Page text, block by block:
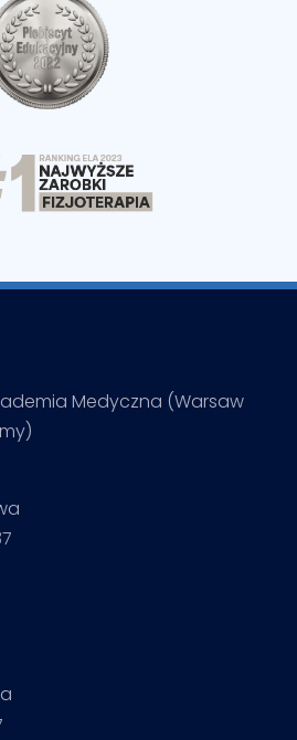
Medyczna (Warsaw